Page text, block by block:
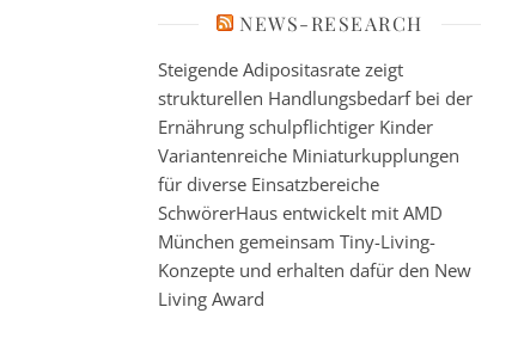
NEWS-RESEARCH
Steigende Adipositasrate zeigt
strukturellen Handlungsbedarf bei der
Ernährung schulpflichtiger Kinder
Variantenreiche Miniaturkupplungen
für diverse Einsatzbereiche
SchwörerHaus entwickelt mit AMD
München gemeinsam Tiny-Living-
Konzepte und erhalten dafür den New
Living Award